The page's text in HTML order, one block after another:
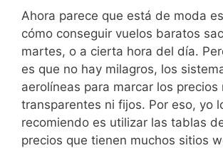
Ahora parece que está de moda
cómo conseguir vuelos baratos
martes, o a cierta hora del día.
es que no hay milagros, los
aerolíneas para marcar los precios
transparentes ni fijos. Por eso, yo
recomiendo es utilizar las tablas
precios que tienen muchos sitios